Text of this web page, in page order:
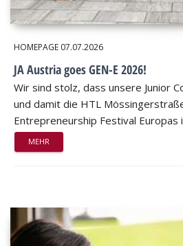
HOMEPAGE 07.07.2026
JA Austria goes GEN-E 2026!
Wir sind stolz, dass unsere Junior
und damit die HTL
Entrepreneurship Festival Europas
MEHR